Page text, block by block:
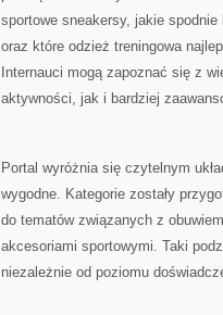
sportowe sneakersy, jakie
oraz które odzież treningowa
Internauci mogą zapoznać się z
aktywności, jak i bardziej
Portal wyróżnia się czytelnym
wygodne. Kategorie zostały
do tematów związanych z
akcesoriami sportowymi. Taki
niezależnie od poziomu